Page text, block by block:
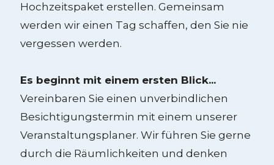
Hochzeitspaket erstellen. Gemeinsam
werden wir einen Tag schaffen, den Sie nie
vergessen werden.
Es beginnt mit einem ersten Blick...
Vereinbaren Sie einen unverbindlichen
Besichtigungstermin mit einem unserer
Veranstaltungsplaner. Wir führen Sie gerne
durch die Räumlichkeiten und denken